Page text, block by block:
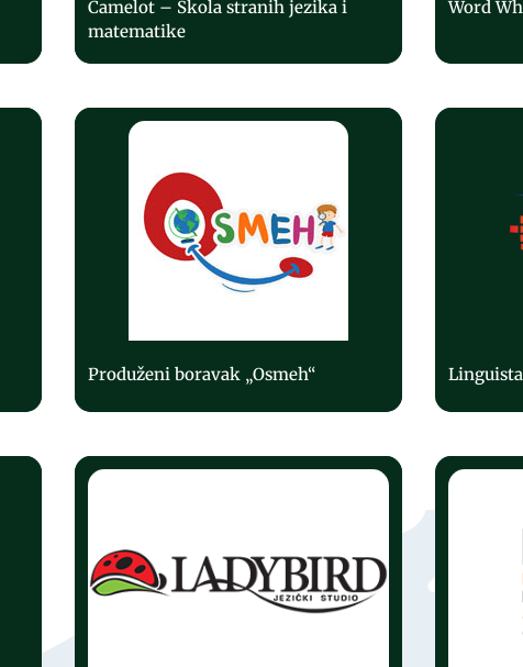
Camelot – Škola stranih jezika i
matematike
Word
Produženi boravak „Osmeh“